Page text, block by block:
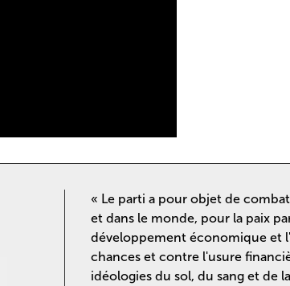
« Le parti a pour objet de
et dans le monde, pour la paix
développement économique et
chances et contre l'usure
idéologies du sol, du sang et de